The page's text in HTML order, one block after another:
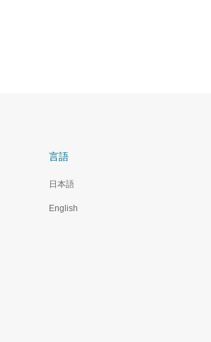
言語
日本語
English